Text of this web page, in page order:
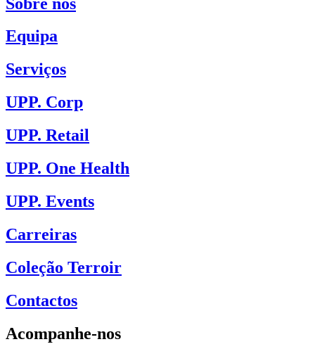
Equipa
Serviços
UPP. Corp
UPP. Retail
UPP. One Health
UPP. Events
Carreiras
Coleção Terroir
Contactos
Acompanhe-nos